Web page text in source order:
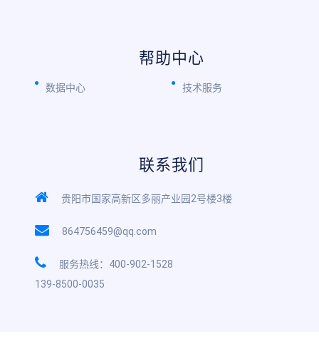
帮助中心
数据中心 技术服务
联系我们
贵阳市国家高新区多丽产业园2号楼3楼
864756459@qq.com
服务热线：400-902-1528
139-8500-0035